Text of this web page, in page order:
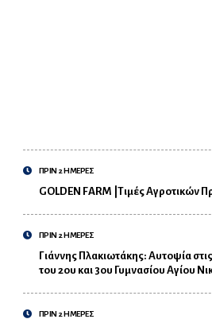
ΠΡΙΝ 2 ΗΜΕΡΕΣ
GOLDEN FARM |Τιμές Αγροτικών
ΠΡΙΝ 2 ΗΜΕΡΕΣ
Γιάννης Πλακιωτάκης: Αυτοψία
του 2ου και 3ου Γυμνασίου Αγίου
ΠΡΙΝ 2 ΗΜΕΡΕΣ